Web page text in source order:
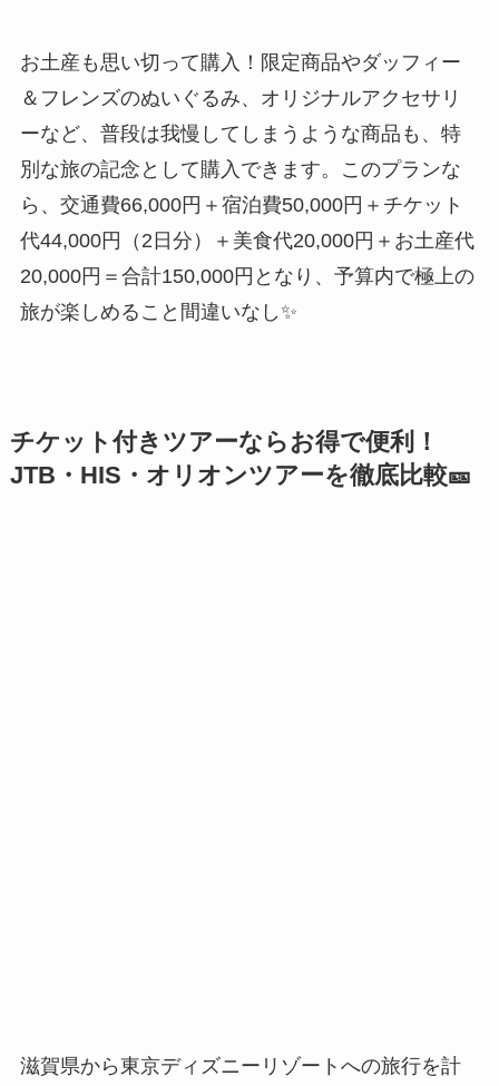
お土産も思い切って購入！限定商品やダッフィー
＆フレンズのぬいぐるみ、オリジナルアクセサリ
ーなど、普段は我慢してしまうような商品も、特
別な旅の記念として購入できます。このプランな
ら、交通費66,000円＋宿泊費50,000円＋チケット
代44,000円（2日分）＋美食代20,000円＋お土産代
20,000円＝合計150,000円となり、予算内で極上の
旅が楽しめること間違いなし✨
チケット付きツアーならお得で便利！
JTB・HIS・オリオンツアーを徹底比較🎫
滋賀県から東京ディズニーリゾートへの旅行を計